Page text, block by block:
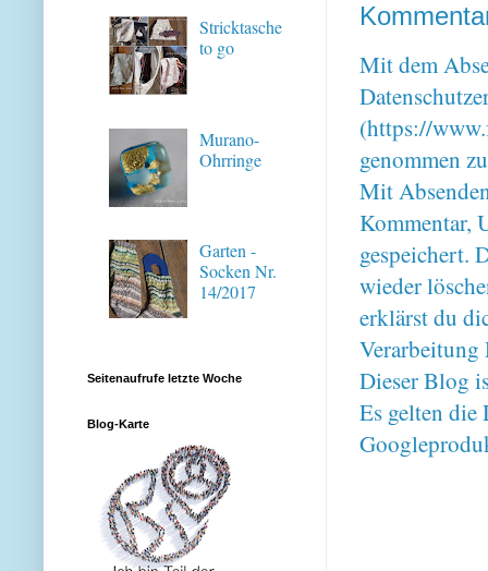
Mit dem
(https://
genommen
Mit
Kommentar,
gespeichert.
wieder
erklärst du
Verarbeitung
Dieser Blog
Es gelten
Stricktasche
to go
Murano-
Ohrringe
Garten -
Socken Nr.
14/2017
Seitenaufrufe letzte Woche
Blog-Karte